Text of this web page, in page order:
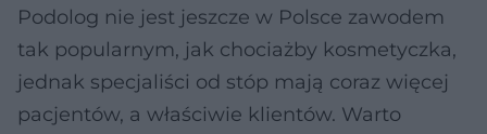
Podolog nie jest jeszcze w Polsce zawodem
tak popularnym, jak chociażby kosmetyczka,
jednak specjaliści od stóp mają coraz więcej
pacjentów, a właściwie klientów. Warto